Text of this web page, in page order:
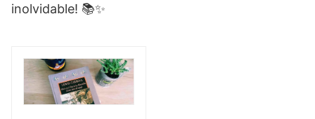
inolvidable! 📚✨